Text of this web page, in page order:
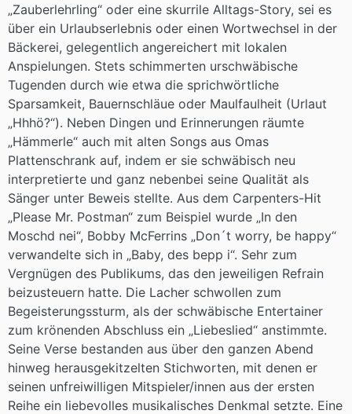
„Zauberlehrling“ oder eine skurrile Alltags-Story, sei es
über ein Urlaubserlebnis oder einen Wortwechsel in der
Bäckerei, gelegentlich angereichert mit lokalen
Anspielungen. Stets schimmerten urschwäbische
Tugenden durch wie etwa die sprichwörtliche
Sparsamkeit, Bauernschläue oder Maulfaulheit (Urlaut
„Hhhö?“). Neben Dingen und Erinnerungen räumte
„Hämmerle“ auch mit alten Songs aus Omas
Plattenschrank auf, indem er sie schwäbisch neu
interpretierte und ganz nebenbei seine Qualität als
Sänger unter Beweis stellte. Aus dem Carpenters-Hit
„Please Mr. Postman“ zum Beispiel wurde „In den
Moschd nei“, Bobby McFerrins „Don´t worry, be happy“
verwandelte sich in „Baby, des bepp i“. Sehr zum
Vergnügen des Publikums, das den jeweiligen Refrain
beizusteuern hatte. Die Lacher schwollen zum
Begeisterungssturm, als der schwäbische Entertainer
zum krönenden Abschluss ein „Liebeslied“ anstimmte.
Seine Verse bestanden aus über den ganzen Abend
hinweg herausgekitzelten Stichworten, mit denen er
seinen unfreiwilligen Mitspieler/innen aus der ersten
Reihe ein liebevolles musikalisches Denkmal setzte. Eine